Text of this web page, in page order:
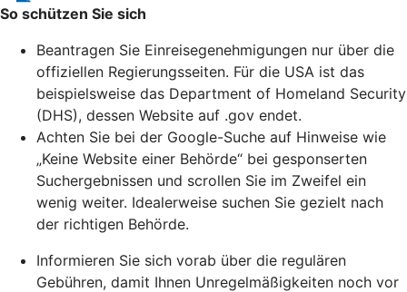
So schützen Sie sich
Beantragen Sie Einreisegenehmigungen nur über die
offiziellen Regierungsseiten. Für die USA ist das
beispielsweise das Department of Homeland Security
(DHS), dessen Website auf .gov endet.
Achten Sie bei der Google-Suche auf Hinweise wie
„Keine Website einer Behörde“ bei gesponserten
Suchergebnissen und scrollen Sie im Zweifel ein
wenig weiter. Idealerweise suchen Sie gezielt nach
der richtigen Behörde.
Informieren Sie sich vorab über die regulären
Gebühren, damit Ihnen Unregelmäßigkeiten noch vor